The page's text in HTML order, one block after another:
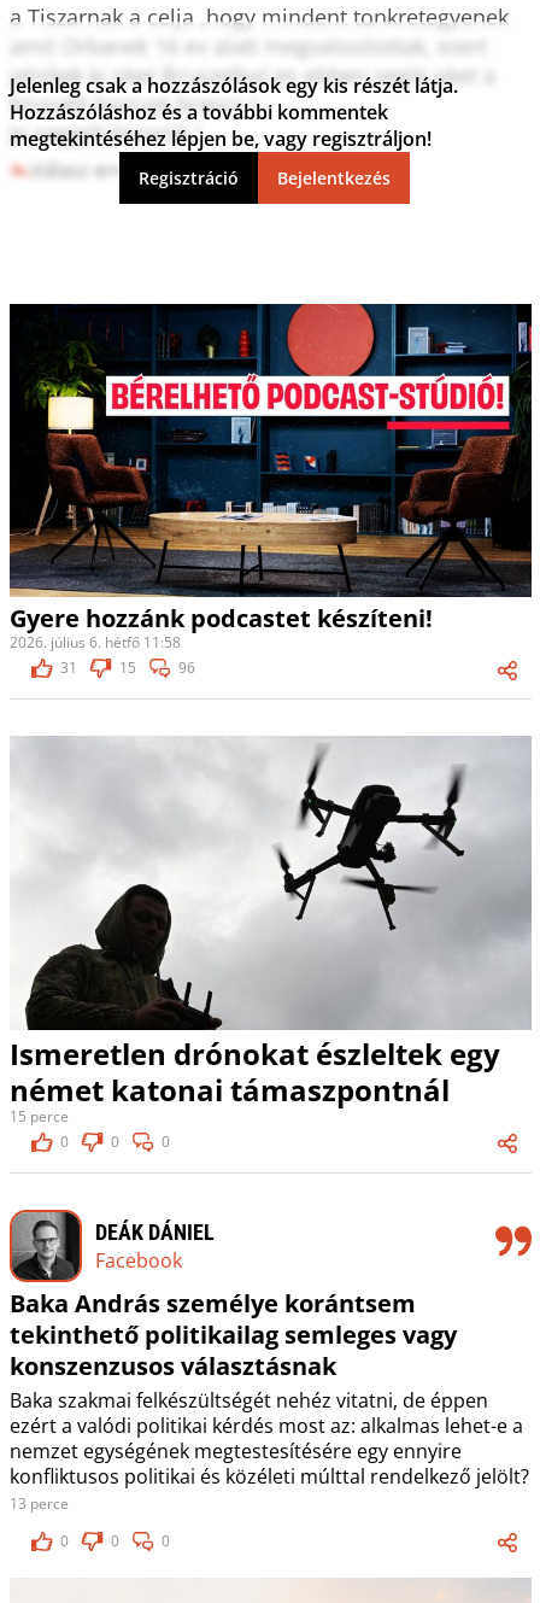
a Tiszarnak a celja ,hogy mindent tonkretegyenek
amit Orbanek 16 ev alatt megvalositottak, ezert
jeloltek ki oket Bruszelbol es ebben segiti oket a
bruszeli korrupt brancs !
Jo reggelt tiszarok !
Válasz erre 1 0
Jelenleg csak a hozzászólások egy kis részét látja.
Hozzászóláshoz és a további kommentek
megtekintéséhez lépjen be, vagy regisztráljon!
Regisztráció Bejelentkezés
Gyere hozzánk podcastet készíteni!
2026. július 6. hétfő 11:58
31
15 96
Ismeretlen drónokat észleltek egy
német katonai támaszpontnál
15 perce
0
0 0
DEÁK DÁNIEL
Facebook
Baka András személye korántsem
tekinthető politikailag semleges vagy
konszenzusos választásnak
Baka szakmai felkészültségét nehéz vitatni, de éppen
ezért a valódi politikai kérdés most az: alkalmas lehet-e a
nemzet egységének megtestesítésére egy ennyire
konfliktusos politikai és közéleti múlttal rendelkező jelölt?
13 perce
0
0 0